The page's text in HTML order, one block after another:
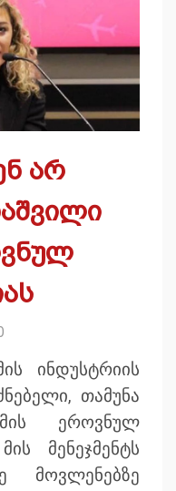
არ
ინდუსტრიის
თამუნა
ეროვნულ
მენეჯმენტს
მოვლენებზე